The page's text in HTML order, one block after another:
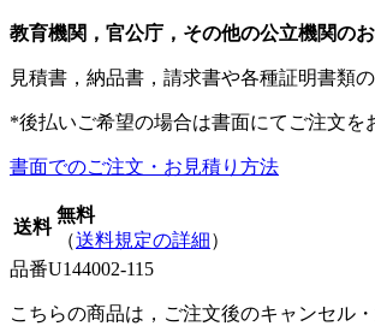
教育機関，官公庁，その他の公立機関の
見積書，納品書，請求書や各種証明書類
*後払いご希望の場合は書面にてご注文を
書面でのご注文・お見積り方法
送料
無料
（送料規定の詳細）
品番U144002-115
こちらの商品は，ご注文後のキャンセル